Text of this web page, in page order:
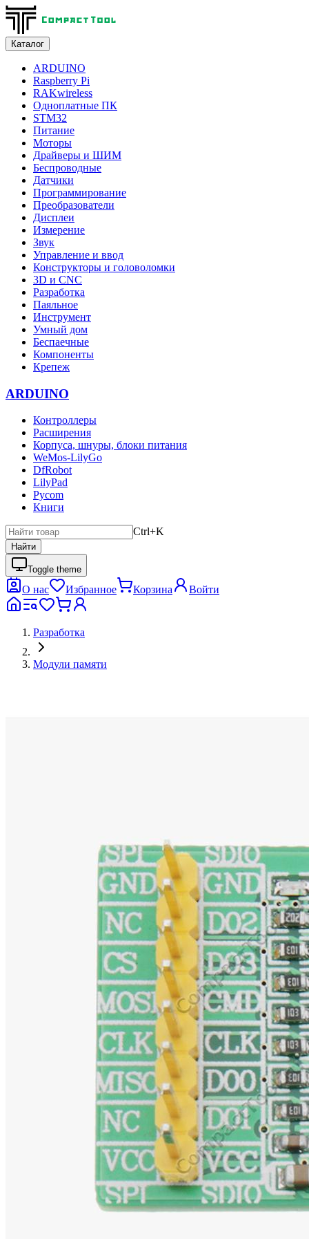
Каталог
ARDUINO
Raspberry Pi
RAKwireless
Одноплатные ПК
STM32
Питание
Моторы
Драйверы и ШИМ
Беспроводные
Датчики
Программирование
Преобразователи
Дисплеи
Измерение
Звук
Управление и ввод
Конструкторы и головоломки
3D и CNC
Разработка
Паяльное
Инструмент
Умный дом
Беспаечные
Компоненты
Крепеж
ARDUINO
Контроллеры
Расширения
Корпуса, шнуры, блоки питания
WeMos-LilyGo
DfRobot
LilyPad
Pycom
Книги
Ctrl+K
Найти
Toggle theme
О нас Избранное Корзина Войти
Разработка
Модули памяти